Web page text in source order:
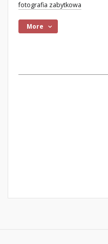
fotografia zabytkowa
More